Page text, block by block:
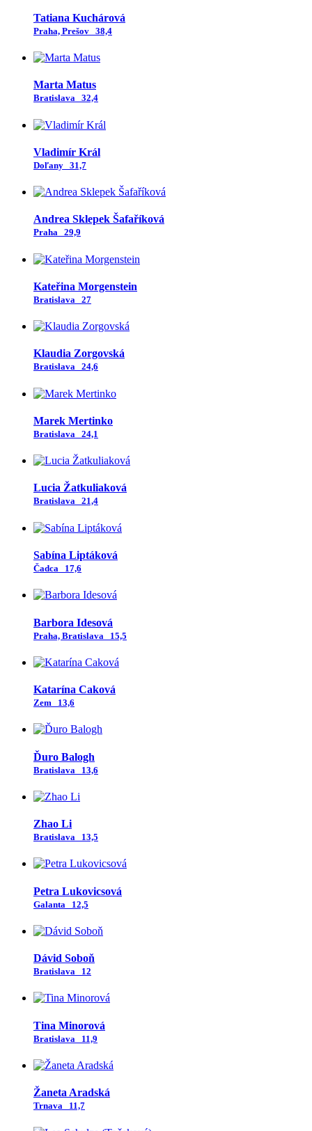
Tatiana Kuchárová
Praha, Prešov 38,4
Marta Matus
Bratislava 32,4
Vladimír Král
Doľany 31,7
Andrea Sklepek Šafaříková
Praha 29,9
Kateřina Morgenstein
Bratislava 27
Klaudia Zorgovská
Bratislava 24,6
Marek Mertinko
Bratislava 24,1
Lucia Žatkuliaková
Bratislava 21,4
Sabína Liptáková
Čadca 17,6
Barbora Idesová
Praha, Bratislava 15,5
Katarína Caková
Zem 13,6
Ďuro Balogh
Bratislava 13,6
Zhao Li
Bratislava 13,5
Petra Lukovicsová
Galanta 12,5
Dávid Soboň
Bratislava 12
Tina Minorová
Bratislava 11,9
Žaneta Aradská
Trnava 11,7